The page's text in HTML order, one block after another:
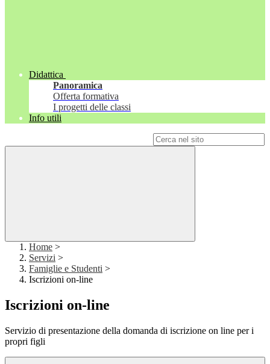
Didattica
Panoramica
Offerta formativa
I progetti delle classi
Info utili
Home >
Servizi >
Famiglie e Studenti >
Iscrizioni on-line
Iscrizioni on-line
Servizio di presentazione della domanda di iscrizione on line per i
propri figli